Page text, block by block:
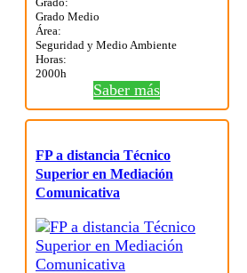
Grado Medio
Área:
Seguridad y Medio Ambiente
Horas:
2000h
Saber más
FP a distancia Técnico
Superior en Mediación
Comunicativa